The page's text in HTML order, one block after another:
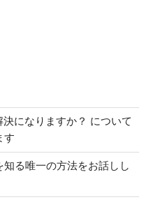
になりますか？ について
す
る唯一の方法をお話しし